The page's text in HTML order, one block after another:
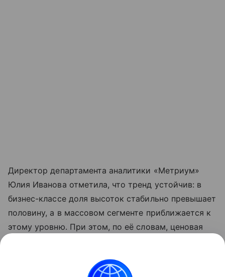
Директор департамента аналитики «Метриум»
Юлия Иванова отметила, что тренд устойчив: в
бизнес-классе доля высоток стабильно превышает
половину, а в массовом сегменте приближается к
этому уровню. При этом, по её словам, ценовая
дешевле традиционной застройки.